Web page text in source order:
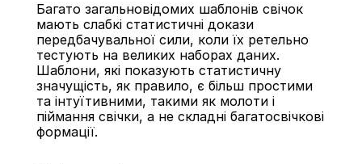
Багато загальновідомих шаблонів свічок
мають слабкі статистичні докази
передбачувальної сили, коли їх ретельно
тестують на великих наборах даних.
Шаблони, які показують статистичну
значущість, як правило, є більш простими
та інтуїтивними, такими як молоти і
піймання свічки, а не складні багатосвічкові
формації.